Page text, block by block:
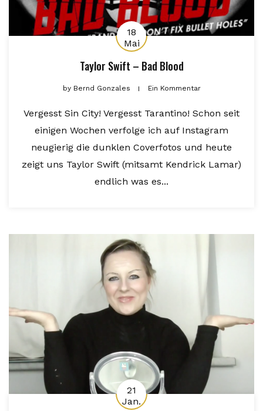
18
Mai
Taylor Swift – Bad Blood
byBernd Gonzales Ein Kommentar
Vergesst Sin City! Vergesst Tarantino! Schon seit
einigen Wochen verfolge ich auf Instagram
neugierig die dunklen Coverfotos und heute
zeigt uns Taylor Swift (mitsamt Kendrick Lamar)
endlich was es...
21
Jan.